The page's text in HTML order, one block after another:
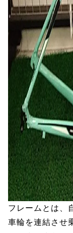
フレームとは、
車輪を連結させ